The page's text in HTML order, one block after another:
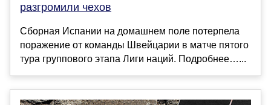
разгромили чехов
Сборная Испании на домашнем поле потерпела
поражение от команды Швейцарии в матче пятого
тура группового этапа Лиги наций. Подробнее…...